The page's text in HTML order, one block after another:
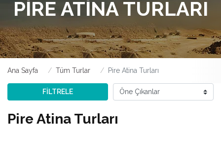
PIRE ATINA TURLARI
Ana Sayfa Tüm Turlar Pire Atina Turları
FİLTRELE
Pire Atina Turları